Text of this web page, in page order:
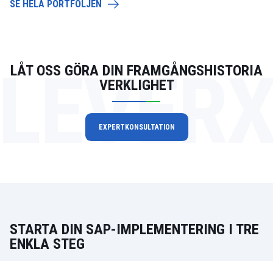
SE HELA PORTFÖLJEN
LÅT OSS GÖRA DIN FRAMGÅNGSHISTORIA
VERKLIGHET
EXPERTKONSULTATION
STARTA DIN SAP-IMPLEMENTERING I TRE
ENKLA STEG